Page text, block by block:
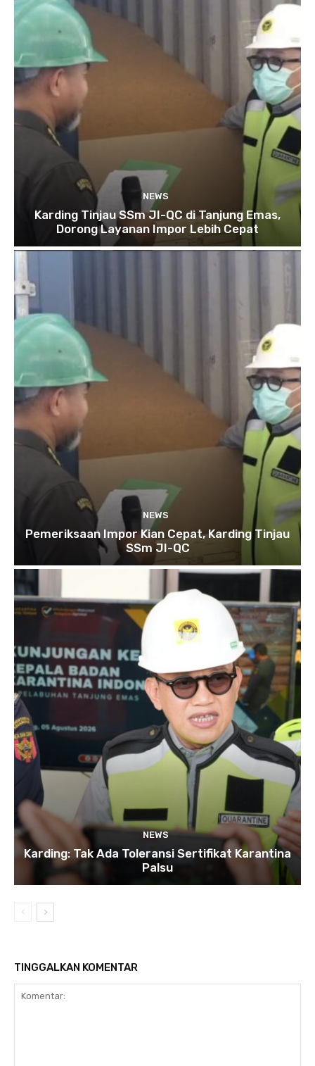
NEWS
Karding Tinjau SSm JI-QC di Tanjung Emas,
Dorong Layanan Impor Lebih Cepat
NEWS
Pemeriksaan Impor Kian Cepat, Karding Tinjau
SSm JI-QC
NEWS
Karding: Tak Ada Toleransi Sertifikat Karantina
Palsu
TINGGALKAN KOMENTAR